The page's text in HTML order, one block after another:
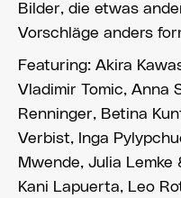
Bilder, die etwas
Vorschläge anders
Featuring: Akira
Vladimir Tomic, Anna
Renninger, Betina
Verbist, Inga
Mwende, Julia Lemke
Kani Lapuerta, Leo